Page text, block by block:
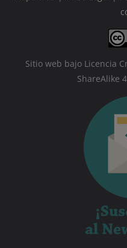
Sitio web bajo Licencia
ShareAlike